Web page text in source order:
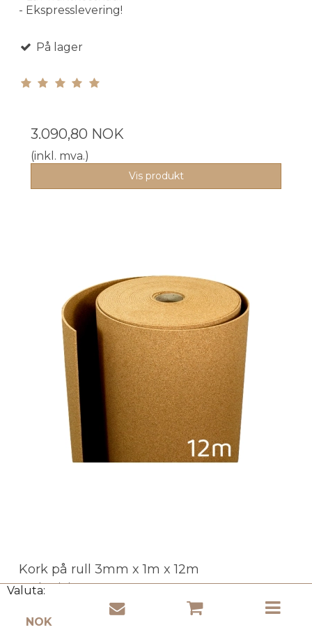
Valuta:
- Ekspresslevering!
På lager
3.090,80 NOK
(inkl. mva.)
Vis produkt
Kork på rull 3mm x 1m x 12m
Cork Ministry